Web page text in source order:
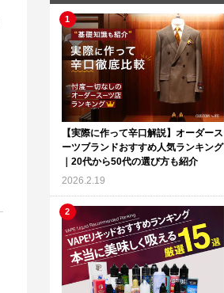
【実際に作って辛口解説】オーダース
ーツブランドおすすめ人気ランキング
｜20代から50代の選び方も紹介
2026.2.19